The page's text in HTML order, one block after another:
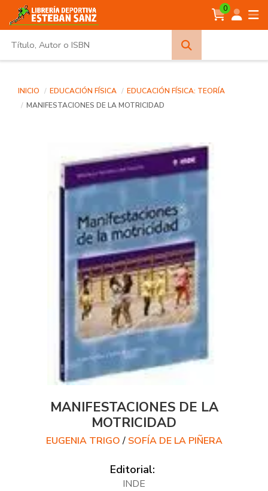
0
INICIO EDUCACIÓN FÍSICA
EDUCACIÓN FÍSICA: TEORÍA
MANIFESTACIONES DE LA MOTRICIDAD
MANIFESTACIONES DE LA
MOTRICIDAD
EUGENIA TRIGO/ SOFÍA DE LA PIÑERA
Editorial:
INDE